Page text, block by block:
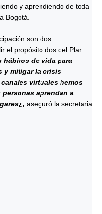
y aprendiendo de toda
Bogotá.
son dos
el propósito dos del Plan
hábitos de vida para
y mitigar la crisis
virtuales hemos
aprendan a
aseguró la secretaria